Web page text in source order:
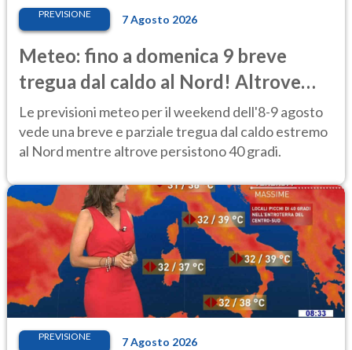
PREVISIONE 7 Agosto 2026
Meteo: fino a domenica 9 breve
tregua dal caldo al Nord! Altrove
calura e afa
Le previsioni meteo per il weekend dell'8-9 agosto
vede una breve e parziale tregua dal caldo estremo
al Nord mentre altrove persistono 40 gradi.
PREVISIONE 7 Agosto 2026